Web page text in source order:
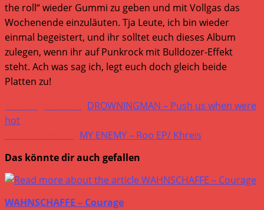
the roll“ wieder Gummi zu geben und mit Vollgas das
Wochenende einzuläuten. Tja Leute, ich bin wieder
einmal begeistert, und ihr solltet euch dieses Album
zulegen, wenn ihr auf Punkrock mit Bulldozer-Effekt
steht. Ach was sag ich, legt euch doch gleich beide
Platten zu!
Weitere
Artikel
ansehen
DROWNINGMAN – Push us when were
hot
MY ENEMY – Roo EP/ Khreis
Das könnte dir auch gefallen
WAHNSCHAFFE – Courage